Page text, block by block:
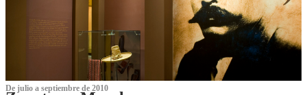
De julio a septiembre de 2010